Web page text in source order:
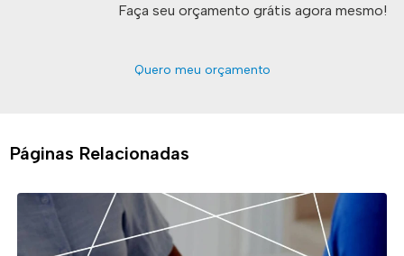
Faça seu orçamento grátis agora mesmo!
Quero meu orçamento
Páginas Relacionadas